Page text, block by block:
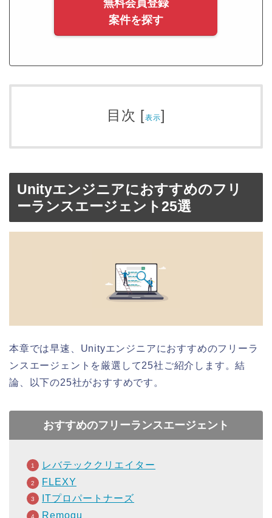
無料会員登録
案件を探す
目次 [表示]
Unityエンジニアにおすすめのフリ
ーランスエージェント25選
本章では早速、Unityエンジニアにおすすめのフリーラ
ンスエージェントを厳選して25社ご紹介します。結
論、以下の25社がおすすめです。
おすすめのフリーランスエージェント
レバテッククリエイター
FLEXY
ITプロパートナーズ
Remogu